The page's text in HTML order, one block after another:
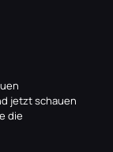
jetzt schauen
die